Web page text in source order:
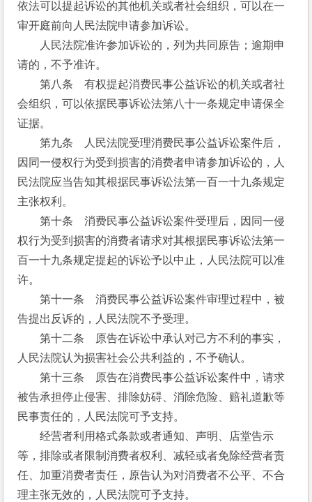
依法可以提起诉讼的其他机关或者社会组织，可以在一
审开庭前向人民法院申请参加诉讼。
人民法院准许参加诉讼的，列为共同原告；逾期申
请的，不予准许。
第八条　有权提起消费民事公益诉讼的机关或者社
会组织，可以依据民事诉讼法第八十一条规定申请保全
证据。
第九条　人民法院受理消费民事公益诉讼案件后，
因同一侵权行为受到损害的消费者申请参加诉讼的，人
民法院应当告知其根据民事诉讼法第一百一十九条规定
主张权利。
第十条　消费民事公益诉讼案件受理后，因同一侵
权行为受到损害的消费者请求对其根据民事诉讼法第一
百一十九条规定提起的诉讼予以中止，人民法院可以准
许。
第十一条　消费民事公益诉讼案件审理过程中，被
告提出反诉的，人民法院不予受理。
第十二条　原告在诉讼中承认对己方不利的事实，
人民法院认为损害社会公共利益的，不予确认。
第十三条　原告在消费民事公益诉讼案件中，请求
被告承担停止侵害、排除妨碍、消除危险、赔礼道歉等
民事责任的，人民法院可予支持。
经营者利用格式条款或者通知、声明、店堂告示
等，排除或者限制消费者权利、减轻或者免除经营者责
任、加重消费者责任，原告认为对消费者不公平、不合
理主张无效的，人民法院可予支持。